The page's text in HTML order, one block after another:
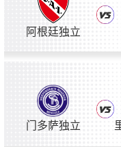
阿根廷独立
门多萨独立